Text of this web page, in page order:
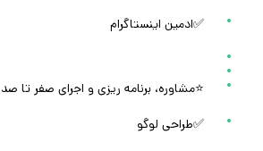
✅ادمین اینستاگرام
⭐️مشاوره، برنامه ریزی و اجرای صفر تا
✅طراحی لوگو